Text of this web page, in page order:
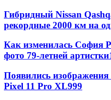
Гибридный Nissan
рекордные 2000 км на
Как изменилась София
фото 79-летней артистки
Появились
Pixel 11 Pro XL999